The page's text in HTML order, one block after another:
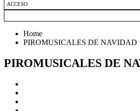
ACCESO
Home
PIROMUSICALES DE NAVIDAD
PIROMUSICALES DE